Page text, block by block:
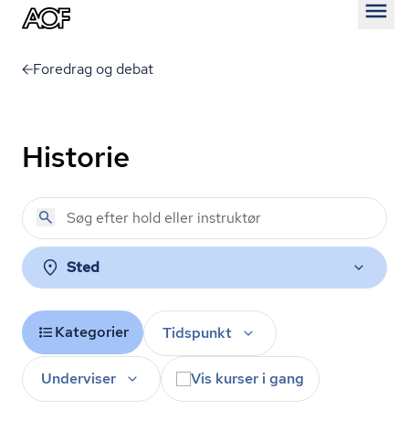
Foredrag og debat
Historie
Sted
Kategorier Tidspunkt
Underviser Vis kurser i gang